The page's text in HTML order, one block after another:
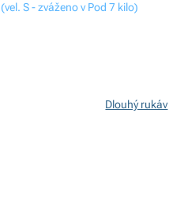
(vel. S - zváženo v Pod 7 kilo)
Dlouhý rukáv